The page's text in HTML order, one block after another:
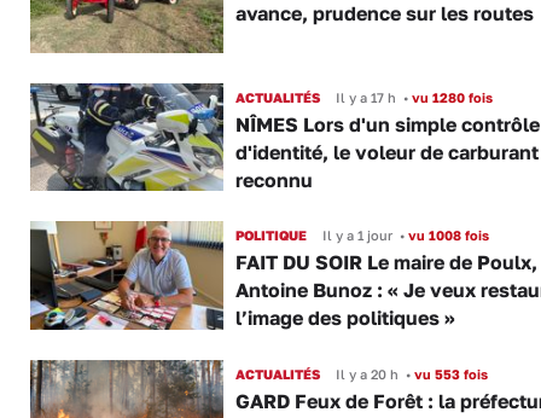
avance, prudence sur les routes
ACTUALITÉS Il y a 17 h •vu 1280 fois
NÎMES Lors d'un simple contrôle
d'identité, le voleur de
reconnu
POLITIQUE Il y a 1 jour •vu 1008 fois
FAIT DU SOIR Le maire de
Antoine Bunoz : « Je veux
l’image des politiques »
ACTUALITÉS Il y a 20 h •vu 553 fois
GARD Feux de Forêt : la